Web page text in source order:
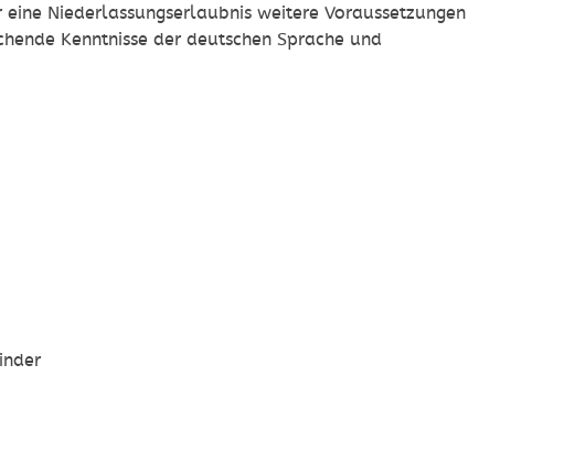
Niederlassungserlaubnis weitere Voraussetzungen
Kenntnisse der deutschen Sprache und